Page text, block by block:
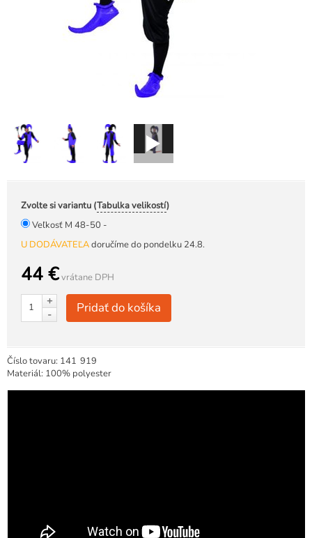
Zvolte si variantu (Tabulka velikostí)
Veľkosť M 48-50 -
U DODÁVATEĽAdoručíme do pondelku 24.8.
44 €vrátane DPH
+
-
Pridať do košíka
Číslo tovaru: 141 919
Materiál: 100% polyester